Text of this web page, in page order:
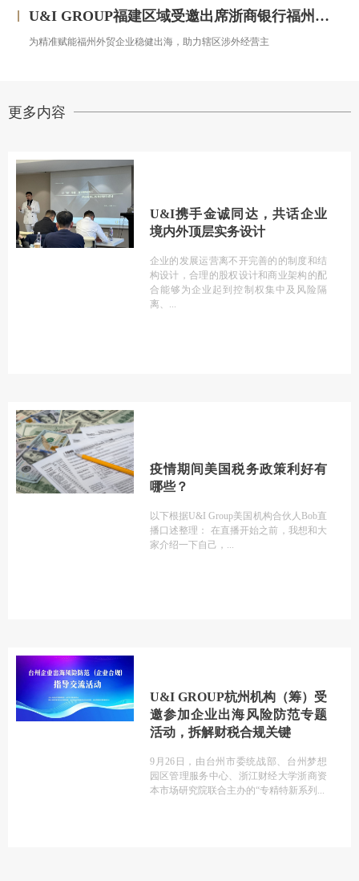
U&I GROUP福建区域受邀出席浙商银行福州分行跨境金融服务宣讲会圆满落幕
为精准赋能福州外贸企业稳健出海，助力辖区涉外经营主
更多内容
U&I携手金诚同达，共话企业
境内外顶层实务设计
企业的发展运营离不开完善的的制度和结
构设计，合理的股权设计和商业架构的配
合能够为企业起到控制权集中及风险隔
离、
疫情期间美国税务政策利好有
哪些？
以下根据U&I Group美国机构合伙人Bob直
播口述整理： 在直播开始之前，我想和大
家介绍一下自己，
U&I GROUP杭州机构（筹）受
邀参加企业出海风险防范专题
活动，拆解财税合规关键
9月26日，由台州市委统战部、台州梦想
园区管理服务中心、浙江财经大学浙商资
本市场研究院联合主办的“专精特新系列